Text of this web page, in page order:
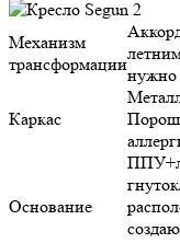
Механизм
трансформации
нужно
Каркас
Основание